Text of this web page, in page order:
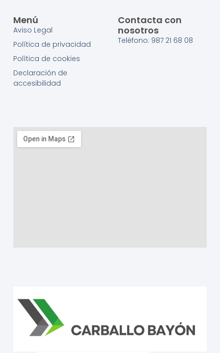
Menú
Aviso Legal
Política de privacidad
Política de cookies
Declaración de
accesibilidad
Contacta con
nosotros
Teléfono: 987 21 68 08